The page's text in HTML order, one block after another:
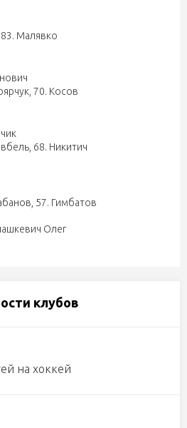
83. Малявко
70. Косов
68. Никитич
57. Гимбатов
Олег
клубов
на хоккей